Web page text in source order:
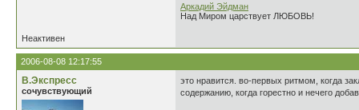
Аркадий Эйдман
Над Миром царствует ЛЮБОВЬ!
Неактивен
2006-08-08 12:17:55
В.Экспресс
сочувствующий
это нравится. во-первых ритмом, когда
содержанию, когда горестно и нечего